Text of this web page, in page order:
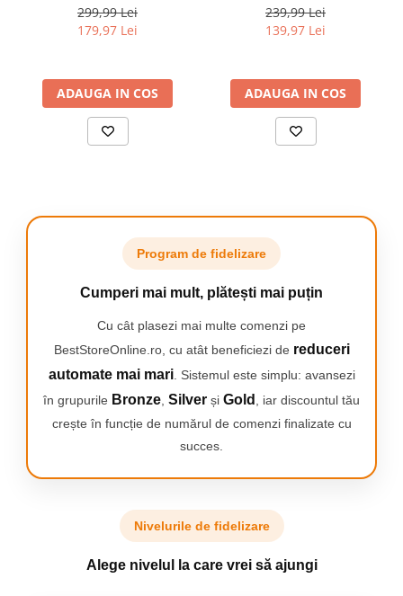
Clean, compatibile doar cu
seria iO, Negru, 8 buc
299,99 Lei
179,97 Lei
ADAUGA IN COS
Clean, compatibile doar cu
seria iO, Negru, 6 buc
239,99 Lei
139,97 Lei
ADAUGA IN COS
Program de fidelizare
Cumperi mai mult, plătești mai puțin
Cu cât plasezi mai multe comenzi pe
BestStoreOnline.ro, cu atât beneficiezi de reduceri
automate mai mari. Sistemul este simplu: avansezi
în grupurile Bronze Silver și Gold
, iar discountul tău
crește în funcție de numărul de comenzi finalizate cu
succes.
Nivelurile de fidelizare
Alege nivelul la care vrei să ajungi